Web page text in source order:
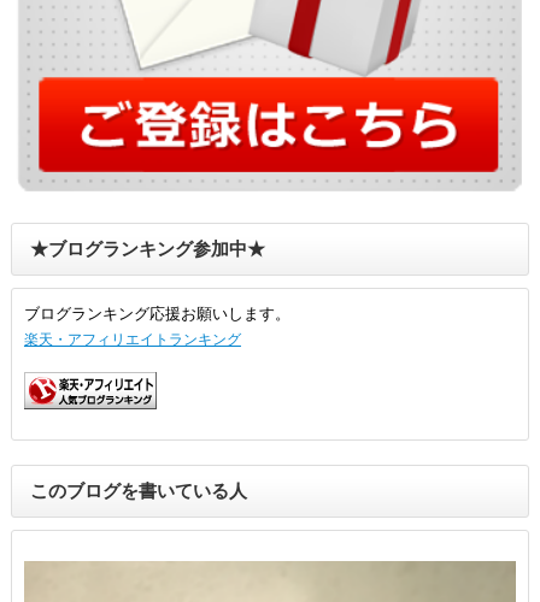
★ブログランキング参加中★
ブログランキング応援お願いします。
楽天・アフィリエイトランキング
このブログを書いている人